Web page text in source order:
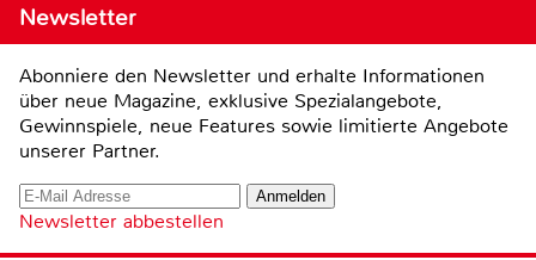
Newsletter
Abonniere den Newsletter und erhalte Informationen
über neue Magazine, exklusive Spezialangebote,
Gewinnspiele, neue Features sowie limitierte Angebote
unserer Partner.
Newsletter abbestellen